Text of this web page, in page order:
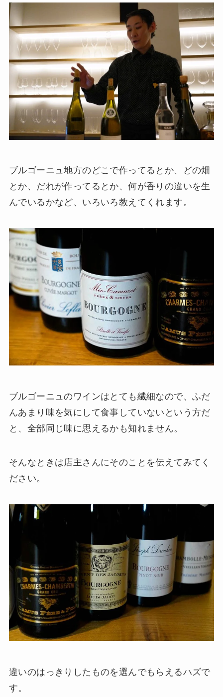
ブルゴーニュ地方のどこで作ってるとか、どの畑
とか、だれが作ってるとか、何が香りの違いを生
んでいるかなど、いろいろ教えてくれます。
ブルゴーニュのワインはとても繊細なので、ふだ
んあまり味を気にして食事していないという方だ
と、全部同じ味に思えるかも知れません。
そんなときは店主さんにそのことを伝えてみてく
ださい。
違いのはっきりしたものを選んでもらえるハズで
す。